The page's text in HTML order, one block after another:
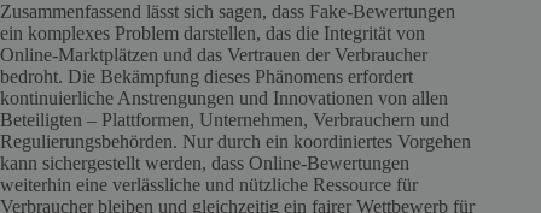
Zusammenfassend lässt sich sagen, dass Fake-Bewertungen
ein komplexes Problem darstellen, das die Integrität von
Online-Marktplätzen und das Vertrauen der Verbraucher
bedroht. Die Bekämpfung dieses Phänomens erfordert
kontinuierliche Anstrengungen und Innovationen von allen
Beteiligten – Plattformen, Unternehmen, Verbrauchern und
Regulierungsbehörden. Nur durch ein koordiniertes Vorgehen
kann sichergestellt werden, dass Online-Bewertungen
weiterhin eine verlässliche und nützliche Ressource für
Verbraucher bleiben und gleichzeitig ein fairer Wettbewerb für